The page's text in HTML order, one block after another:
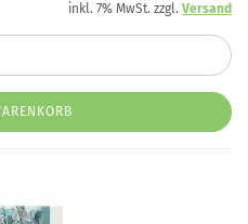
inkl. 7% MwSt. zzgl. Versand